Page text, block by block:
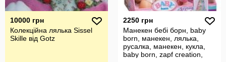
10000 грн
Колекційна лялька Sissel
Skille від Gotz
2250 грн
Манекен бебі борн, baby
born, манекен, лялька,
русалка, манекен, кукла,
baby born, zapf creation,